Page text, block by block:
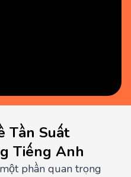
Tần Suất
Tiếng Anh
phần quan trọng